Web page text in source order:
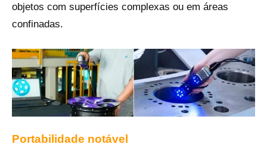
objetos com superfícies complexas ou em áreas
confinadas.
Portabilidade notável